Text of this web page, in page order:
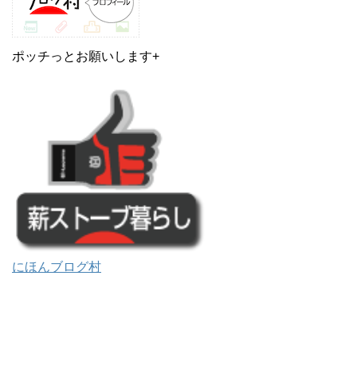
ポッチっとお願いします+
にほんブログ村